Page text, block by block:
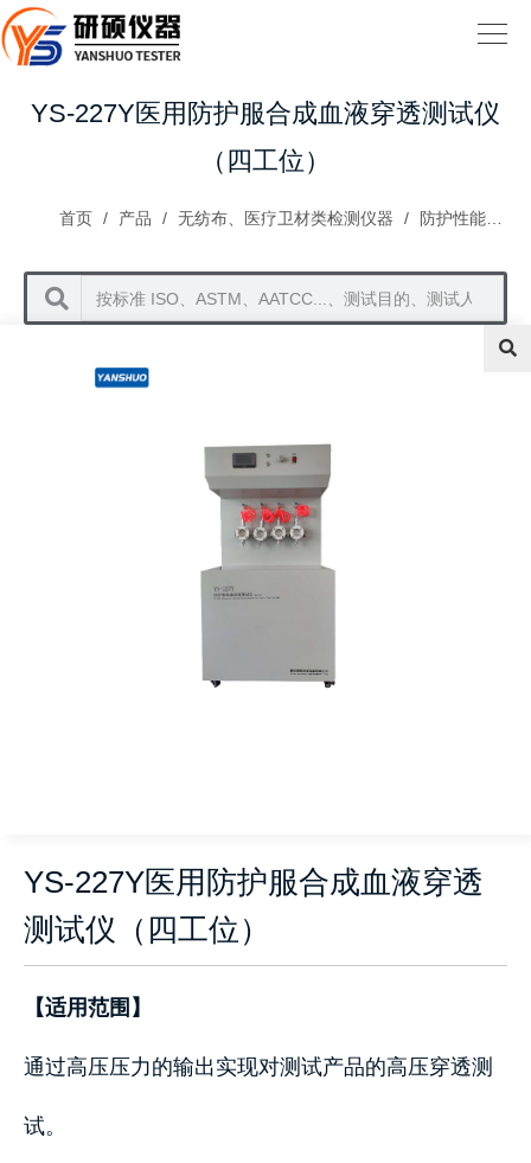
YS-227Y医用防护服合成血液穿透测试仪
（四工位）
首页 / 产品 / 无纺布、医疗卫材类检测仪器 / 防护性能类测试仪器
YS-227Y医用防护服合成血液穿透
测试仪（四工位）
【适用范围】
通过高压压力的输出实现对测试产品的高压穿透测
试。